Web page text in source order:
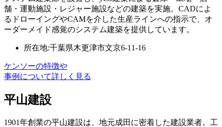
舗・運動施設・レジャー施設などの建築を実施。CADによ
るドローイングやCAMを介した生産ラインへの指示で、オ
ーダーメイド感覚のシステム建築を提供しています。
所在地:千葉県木更津市文京6-11-16
ケンソーの特徴や
事例について詳しく見る
平山建設
1901年創業の平山建設は、地元成田に密着した建設業者。工